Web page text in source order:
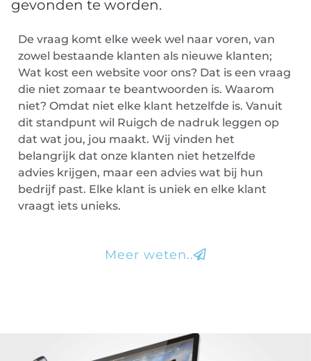
gevonden te worden.
De vraag komt elke week wel naar voren, van
zowel bestaande klanten als nieuwe klanten;
Wat kost een website voor ons? Dat is een vraag
die niet zomaar te beantwoorden is. Waarom
niet? Omdat niet elke klant hetzelfde is. Vanuit
dit standpunt wil Ruigch de nadruk leggen op
dat wat jou, jou maakt. Wij vinden het
belangrijk dat onze klanten niet hetzelfde
advies krijgen, maar een advies wat bij hun
bedrijf past. Elke klant is uniek en elke klant
vraagt iets unieks.
Meer weten..